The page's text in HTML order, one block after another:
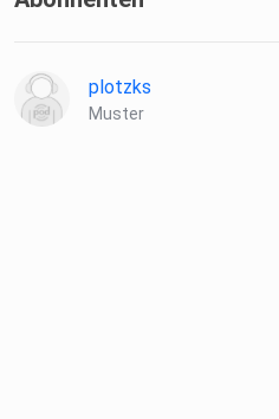
plotzks
Muster